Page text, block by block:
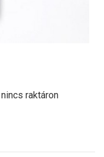
raktáron